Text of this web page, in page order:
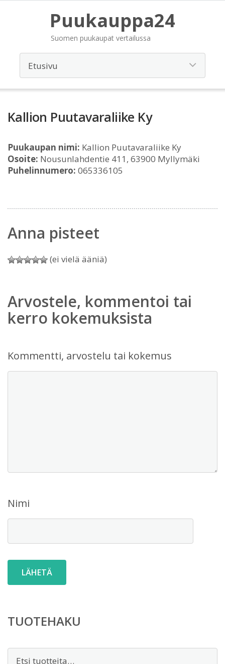
Puukauppa24
Suomen puukaupat vertailussa
Kallion Puutavaraliike Ky
Puukaupan nimi: Kallion Puutavaraliike Ky
Osoite: Nousunlahdentie 411, 63900 Myllymäki
Puhelinnumero: 065336105
Anna pisteet
(ei vielä ääniä)
Arvostele, kommentoi tai
kerro kokemuksista
Kommentti, arvostelu tai kokemus
Nimi
TUOTEHAKU